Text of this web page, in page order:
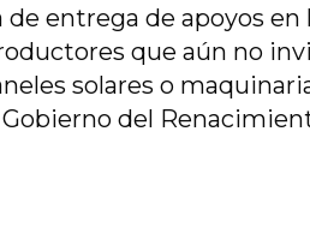
de entrega de apoyos
que aún no
solares o
del